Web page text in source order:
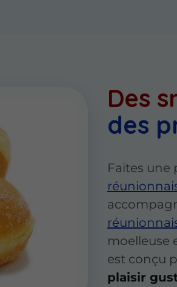
Des
des
Faites une
moelleuse
est conçu
plaisir